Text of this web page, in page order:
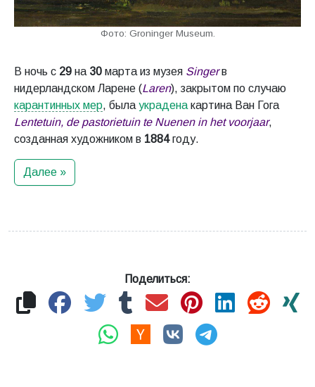
Фото: Groninger Museum.
В ночь с 29 на 30 марта из музея Singerв
нидерландском Ларене (Laren), закрытом по случаю
карантинных мер, была украдена картина Ван Гога
Lentetuin, de pastorietuin te Nuenen in het voorjaar,
созданная художником в 1884году.
Далее »
Поделиться: